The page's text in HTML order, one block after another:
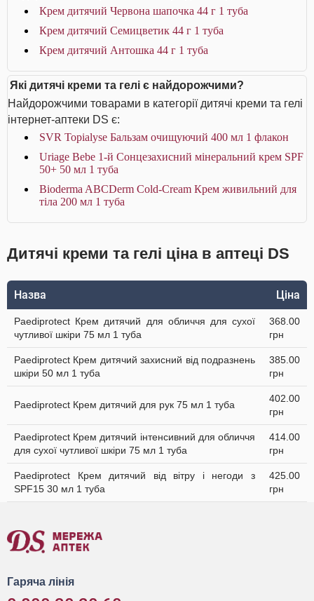
Крем дитячий Червона шапочка 44 г 1 туба
Крем дитячий Семицветик 44 г 1 туба
Крем дитячий Антошка 44 г 1 туба
Які дитячі креми та гелі є найдорожчими?
Найдорожчими товарами в категорії дитячі креми та гелі
інтернет-аптеки DS є:
SVR Topialyse Бальзам очищуючий 400 мл 1 флакон
Uriage Bebe 1-й Сонцезахисний мінеральний крем SPF
50+ 50 мл 1 туба
Bioderma ABCDerm Cold-Cream Крем живильний для
тіла 200 мл 1 туба
Дитячі креми та гелі ціна в аптеці DS
Назва Ціна
Paediprotect Крем дитячий для обличчя для сухої
чутливої шкіри 75 мл 1 туба
368.00
грн
Paediprotect Крем дитячий захисний від подразнень
шкіри 50 мл 1 туба
385.00
грн
Paediprotect Крем дитячий для рук 75 мл 1 туба
402.00
грн
Paediprotect Крем дитячий інтенсивний для обличчя
для сухої чутливої шкіри 75 мл 1 туба
414.00
грн
Paediprotect Крем дитячий від вітру і негоди з
SPF15 30 мл 1 туба
425.00
грн
Гаряча лінія